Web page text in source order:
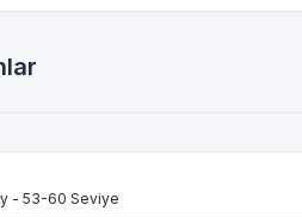
- 53-60 Seviye